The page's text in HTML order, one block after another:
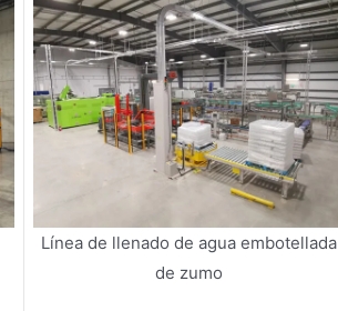
Línea de llenado de agua embotellada
de zumo